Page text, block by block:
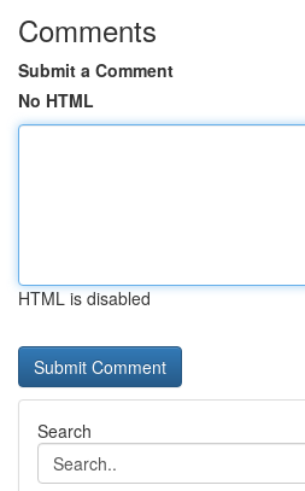
Comments
Submit a Comment
No HTML
HTML is disabled
Search